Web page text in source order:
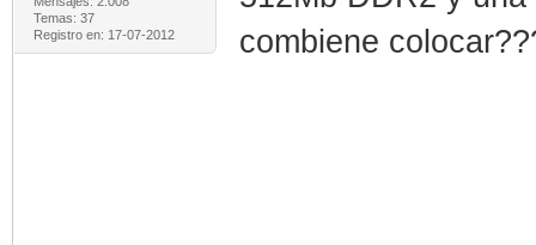
Temas: 37
Registro en: 17-07-2012
combiene